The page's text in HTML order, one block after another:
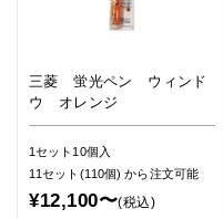
三菱 蛍光ペン ウィンド
ウ オレンジ
1セット10個入
11セット(110個)から注文可能
¥12,100〜(税込)